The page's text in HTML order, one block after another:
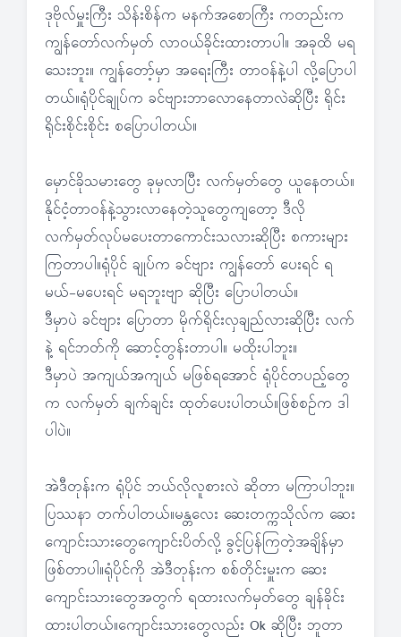
ဒုဗိုလ်မှူးကြီး သိန်းစိန်က မနက်အစောကြီး ကတည်းက
ကျွန်တော်လက်မှတ် လာဝယ်ခိုင်းထားတာပါ။ အခုထိ မရ
သေးဘူး။ ကျွန်တော့်မှာ အရေးကြီး တာဝန်နဲ့ပါ လို့ပြောပါ
တယ်။ရုံပိုင်ချုပ်က ခင်ဗျားဘာလောနေတာလဲဆိုပြီး ရိုင်း
ရိုင်းစိုင်းစိုင်း စပြောပါတယ်။
မှောင်ခိုသမားတွေ ခုမှလာပြီး လက်မှတ်တွေ ယူနေတယ်။
နိုင်ငံ့တာဝန်နဲ့သွားလာနေတဲ့သူတွေကျတော့ ဒီလို
လက်မှတ်လုပ်မပေးတာကောင်းသလားဆိုပြီး စကားများ
ကြတာပါ။ရုံပိုင် ချုပ်က ခင်ဗျား ကျွန်တော် ပေးရင် ရ
မယ်-မပေးရင် မရဘူးဗျာ ဆိုပြီး ပြောပါတယ်။
ဒီမှာပဲ ခင်ဗျား ပြောတာ မိုက်ရိုင်းလှချည်လားဆိုပြီး လက်
နဲ့ ရင်ဘတ်ကို ဆောင့်တွန်းတာပါ။ မထိုးပါဘူး။
ဒီမှာပဲ အကျယ်အကျယ် မဖြစ်ရအောင် ရုံပိုင်တပည့်တွေ
က လက်မှတ် ချက်ချင်း ထုတ်ပေးပါတယ်။ဖြစ်စဉ်က ဒါ
ပါပဲ။
အဲဒီတုန်းက ရုံပိုင် ဘယ်လိုလူစားလဲ ဆိုတာ မကြာပါဘူး။
ပြဿနာ တက်ပါတယ်။မန္တလေး ဆေးတက္ကသိုလ်က ဆေး
ကျောင်းသားတွေကျောင်းပိတ်လို့ ခွင့်ပြန်ကြတဲ့အချိန်မှာ
ဖြစ်တာပါ။ရုံပိုင်ကို အဲဒီတုန်းက စစ်တိုင်းမှူးက ဆေး
ကျောင်းသားတွေအတွက် ရထားလက်မှတ်တွေ ချန်ခိုင်း
ထားပါတယ်။ကျောင်းသားတွေလည်း Ok ဆိုပြီး ဘူတာ